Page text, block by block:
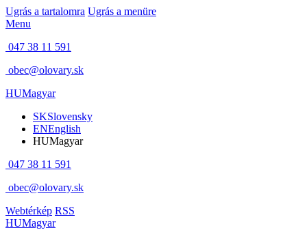
Ugrás a tartalomra Ugrás a menüre
Menu
047 38 11 591
obec@olovary.sk
HUMagyar
SKSlovensky
ENEnglish
HUMagyar
047 38 11 591
obec@olovary.sk
Webtérkép RSS
HUMagyar